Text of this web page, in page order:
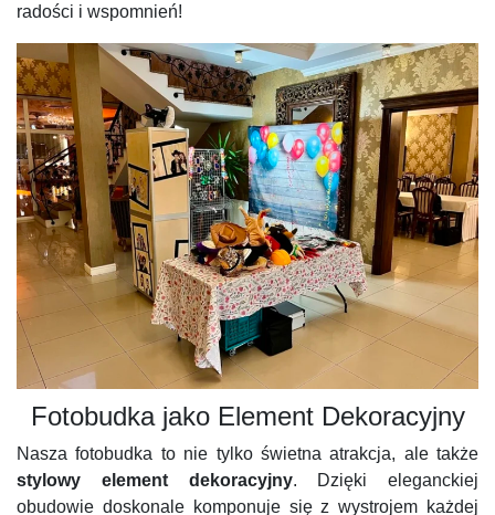
radości i wspomnień!
Fotobudka jako Element Dekoracyjny
Nasza fotobudka to nie tylko świetna atrakcja, ale także
stylowy element dekoracyjny. Dzięki eleganckiej
obudowie doskonale komponuje się z wystrojem każdej